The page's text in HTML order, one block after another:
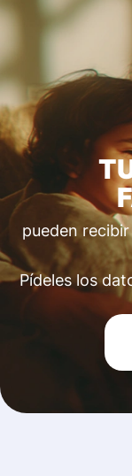
pueden
Pídeles los